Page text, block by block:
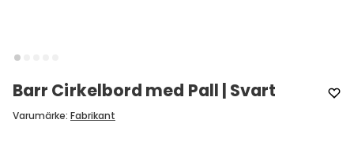
Barr Cirkelbord med Pall | Svart
Varumärke: Fabrikant